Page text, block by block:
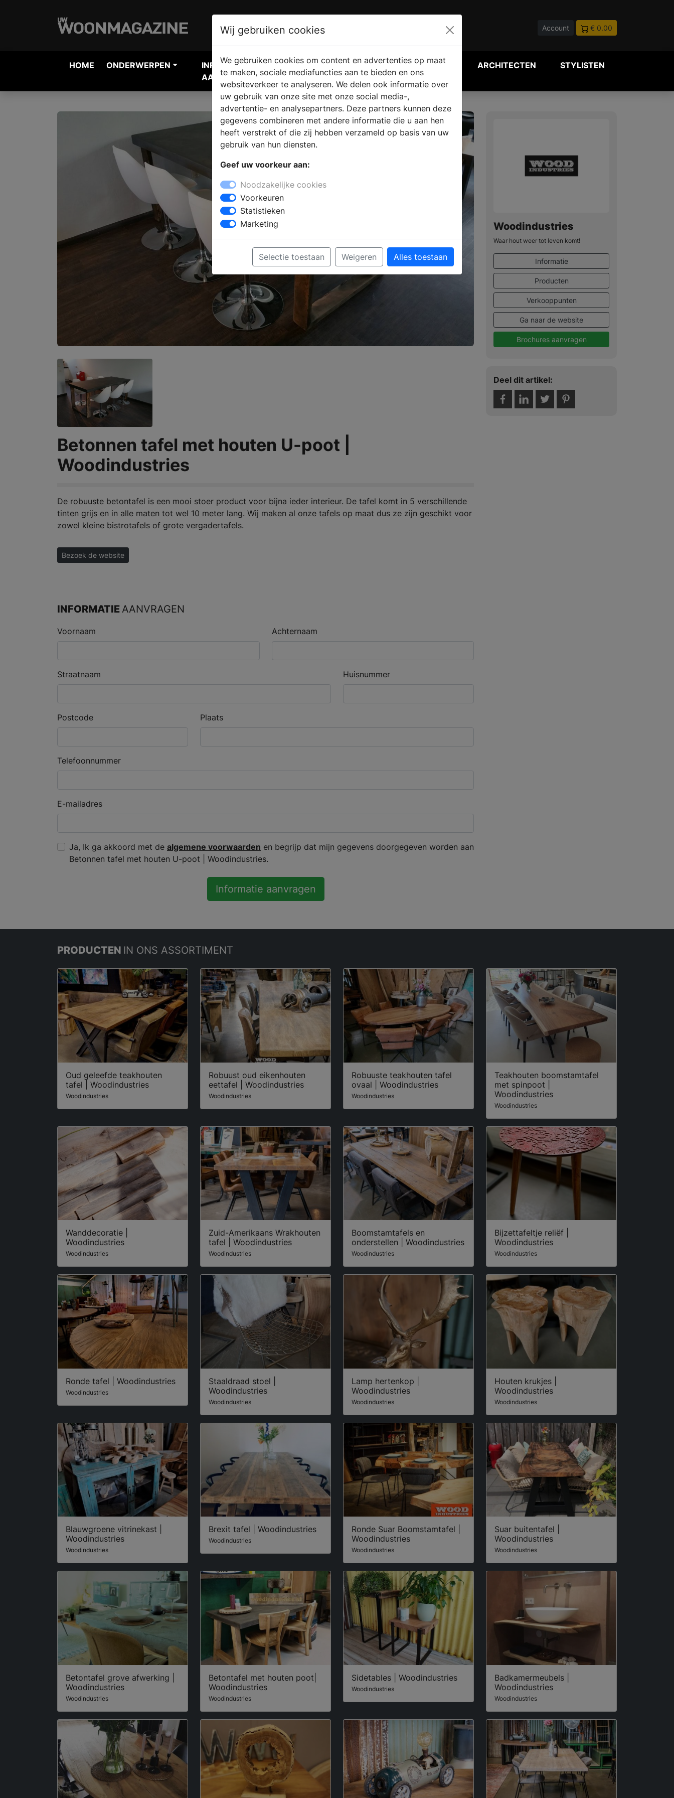
Account € 0.00
HOME ONDERWERPEN
INFORMATIE
AANVRAGEN
VERKOOPLOCATIE
VINDEN
WEBSHOP ARCHITECTEN STYLISTEN
Betonnen tafel met houten U-poot |
Woodindustries
De robuuste betontafel is een mooi stoer product voor bijna ieder interieur. De tafel komt in 5 verschillende
tinten grijs en in alle maten tot wel 10 meter lang. Wij maken al onze tafels op maat dus ze zijn geschikt voor
zowel kleine bistrotafels of grote vergadertafels.
Bezoek de website
INFORMATIEAANVRAGEN
Voornaam Achternaam
Straatnaam Huisnummer
Postcode Plaats
Telefoonnummer
E-mailadres
Ja, Ik ga akkoord met de algemene voorwaarden en begrijp dat mijn gegevens doorgegeven worden aan
Betonnen tafel met houten U-poot | Woodindustries.
Informatie aanvragen
Woodindustries
Waar hout weer tot leven komt!
Informatie
Producten
Verkooppunten
Ga naar de website
Brochures aanvragen
Deel dit artikel:
PRODUCTEN IN ONS ASSORTIMENT
Oud geleefde teakhouten
tafel | Woodindustries
Woodindustries
Robuust oud eikenhouten
eettafel | Woodindustries
Woodindustries
Robuuste teakhouten tafel
ovaal | Woodindustries
Woodindustries
Teakhouten boomstamtafel
met spinpoot |
Woodindustries
Woodindustries
Wanddecoratie |
Woodindustries
Woodindustries
Zuid-Amerikaans Wrakhouten
tafel | Woodindustries
Woodindustries
Boomstamtafels en
onderstellen | Woodindustries
Woodindustries
Bijzettafeltje reliëf |
Woodindustries
Woodindustries
Ronde tafel | Woodindustries
Woodindustries
Staaldraad stoel |
Woodindustries
Woodindustries
Lamp hertenkop |
Woodindustries
Woodindustries
Houten krukjes |
Woodindustries
Woodindustries
Blauwgroene vitrinekast |
Woodindustries
Woodindustries
Brexit tafel | Woodindustries
Woodindustries
Ronde Suar Boomstamtafel |
Woodindustries
Woodindustries
Suar buitentafel |
Woodindustries
Woodindustries
Betontafel grove afwerking |
Woodindustries
Woodindustries
Betontafel met houten poot|
Woodindustries
Woodindustries
Sidetables | Woodindustries
Woodindustries
Badkamermeubels |
Woodindustries
Woodindustries
Wij gebruiken cookies
We gebruiken cookies om content en advertenties op maat
te maken, sociale mediafuncties aan te bieden en ons
websiteverkeer te analyseren. We delen ook informatie over
uw gebruik van onze site met onze social media-,
advertentie- en analysepartners. Deze partners kunnen deze
gegevens combineren met andere informatie die u aan hen
heeft verstrekt of die zij hebben verzameld op basis van uw
gebruik van hun diensten.
Geef uw voorkeur aan:
Noodzakelijke cookies
Voorkeuren
Statistieken
Marketing
Selectie toestaan Weigeren Alles toestaan